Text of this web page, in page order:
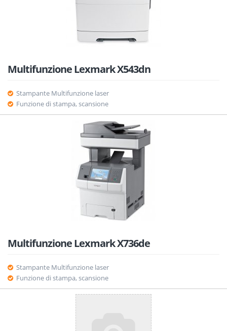
Multifunzione Lexmark X543dn
Stampante Multifunzione laser
Funzione di stampa, scansione
Multifunzione Lexmark X736de
Stampante Multifunzione laser
Funzione di stampa, scansione